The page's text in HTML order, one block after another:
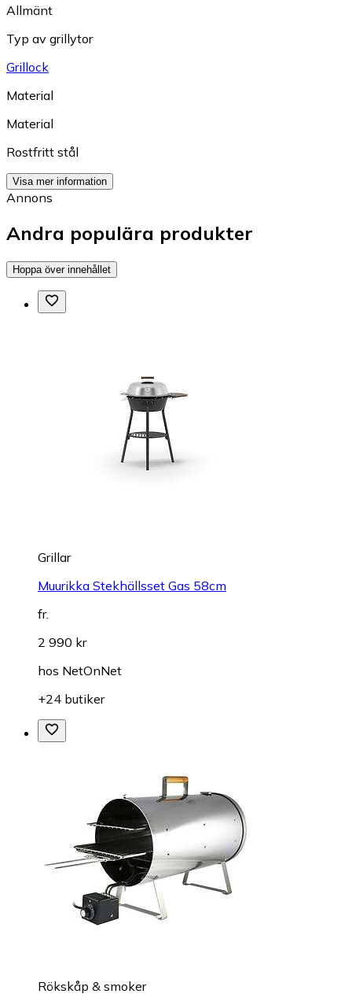
Allmänt
Typ av grillytor
Grillock
Material
Material
Rostfritt stål
Visa mer information
Annons
Andra populära produkter
Hoppa över innehållet
Grillar
Muurikka Stekhällsset Gas 58cm
fr.
2 990 kr
hos NetOnNet
+24 butiker
Rökskåp & smoker